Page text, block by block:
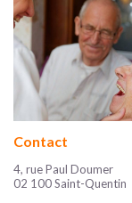
Contact
4, rue Paul Doumer
02 100 Saint-Quentin